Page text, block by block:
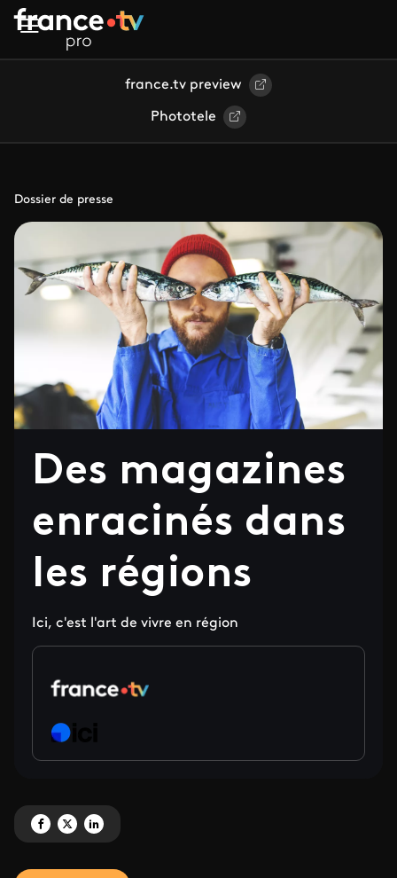
Aller au contenu principal
france.tv preview
Phototele
Dossier de presse
Des magazines
enracinés dans
les régions
Ici, c'est l'art de vivre en région
Partagez 'Des magazines enracinés dans les régions ' sur Facebook
Partagez 'Des magazines enracinés dans les régions ' sur X
Partagez 'Des magazines enracinés dans les régions ' sur LinkedIn